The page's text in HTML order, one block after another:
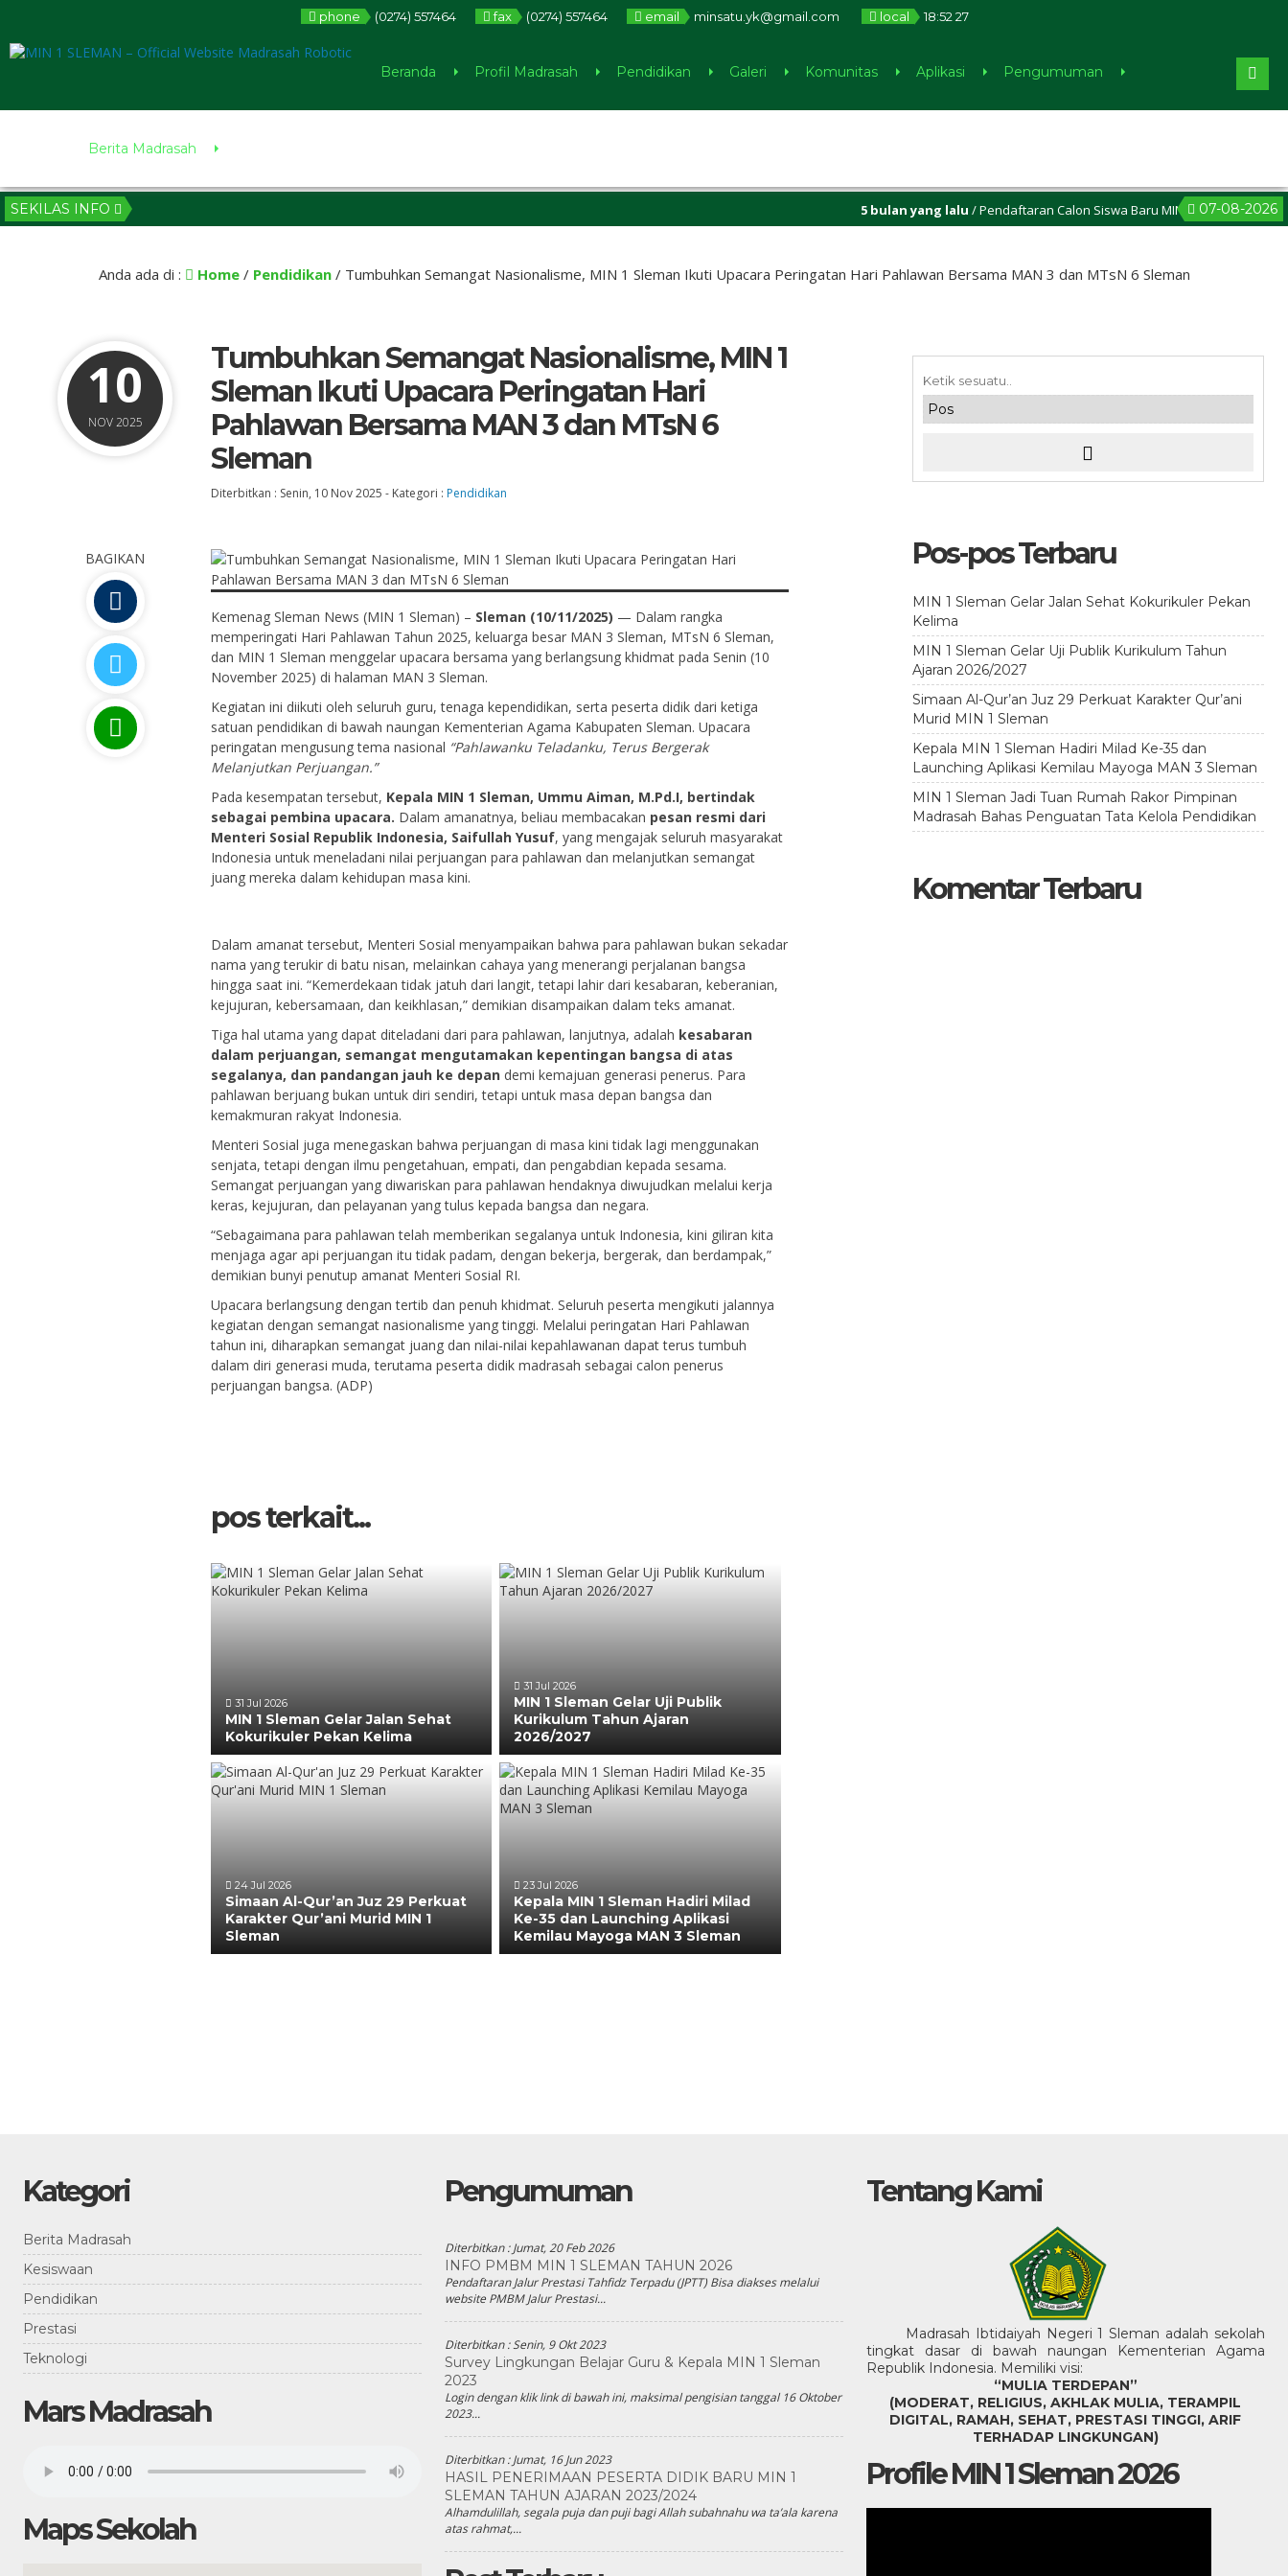
phone (0274) 557464 fax (0274) 557464 email minsatu.yk@gmail.com local 18:52 28
Beranda Profil Madrasah Pendidikan Galeri Komunitas Aplikasi Pengumuman
Berita Madrasah
SEKILAS INFO 07-08-2026
5 bulan yang lalu/ Pendaftaran Calon Siswa Baru MIN 1 Sleman sudah dibuka,
Anda ada di : Home/ Pendidikan/ Tumbuhkan Semangat Nasionalisme, MIN 1 Sleman Ikuti Upacara Peringatan Hari Pahlawan Bersama MAN 3 dan MTsN 6 Sleman
10
NOV 2025
Tumbuhkan Semangat Nasionalisme, MIN 1
Sleman Ikuti Upacara Peringatan Hari
Pahlawan Bersama MAN 3 dan MTsN 6
Sleman
Diterbitkan : Senin, 10 Nov 2025 - Kategori : Pendidikan
BAGIKAN
Kemenag Sleman News (MIN 1 Sleman) – Sleman (10/11/2025) — Dalam rangka
memperingati Hari Pahlawan Tahun 2025, keluarga besar MAN 3 Sleman, MTsN 6 Sleman,
dan MIN 1 Sleman menggelar upacara bersama yang berlangsung khidmat pada Senin (10
November 2025) di halaman MAN 3 Sleman.
Kegiatan ini diikuti oleh seluruh guru, tenaga kependidikan, serta peserta didik dari ketiga
satuan pendidikan di bawah naungan Kementerian Agama Kabupaten Sleman. Upacara
peringatan mengusung tema nasional “Pahlawanku Teladanku, Terus Bergerak
Melanjutkan Perjuangan.”
Pada kesempatan tersebut, Kepala MIN 1 Sleman, Ummu Aiman, M.Pd.I, bertindak
sebagai pembina upacara. Dalam amanatnya, beliau membacakan pesan resmi dari
Menteri Sosial Republik Indonesia, Saifullah Yusuf, yang mengajak seluruh masyarakat
Indonesia untuk meneladani nilai perjuangan para pahlawan dan melanjutkan semangat
juang mereka dalam kehidupan masa kini.
Dalam amanat tersebut, Menteri Sosial menyampaikan bahwa para pahlawan bukan sekadar
nama yang terukir di batu nisan, melainkan cahaya yang menerangi perjalanan bangsa
hingga saat ini. “Kemerdekaan tidak jatuh dari langit, tetapi lahir dari kesabaran, keberanian,
kejujuran, kebersamaan, dan keikhlasan,” demikian disampaikan dalam teks amanat.
Tiga hal utama yang dapat diteladani dari para pahlawan, lanjutnya, adalah kesabaran
dalam perjuangan, semangat mengutamakan kepentingan bangsa di atas
segalanya, dan pandangan jauh ke depan demi kemajuan generasi penerus. Para
pahlawan berjuang bukan untuk diri sendiri, tetapi untuk masa depan bangsa dan
kemakmuran rakyat Indonesia.
Menteri Sosial juga menegaskan bahwa perjuangan di masa kini tidak lagi menggunakan
senjata, tetapi dengan ilmu pengetahuan, empati, dan pengabdian kepada sesama.
Semangat perjuangan yang diwariskan para pahlawan hendaknya diwujudkan melalui kerja
keras, kejujuran, dan pelayanan yang tulus kepada bangsa dan negara.
“Sebagaimana para pahlawan telah memberikan segalanya untuk Indonesia, kini giliran kita
menjaga agar api perjuangan itu tidak padam, dengan bekerja, bergerak, dan berdampak,”
demikian bunyi penutup amanat Menteri Sosial RI.
Upacara berlangsung dengan tertib dan penuh khidmat. Seluruh peserta mengikuti jalannya
kegiatan dengan semangat nasionalisme yang tinggi. Melalui peringatan Hari Pahlawan
tahun ini, diharapkan semangat juang dan nilai-nilai kepahlawanan dapat terus tumbuh
dalam diri generasi muda, terutama peserta didik madrasah sebagai calon penerus
perjuangan bangsa. (ADP)
pos terkait...
31 Jul 2026
MIN 1 Sleman Gelar Jalan Sehat
Kokurikuler Pekan Kelima
31 Jul 2026
MIN 1 Sleman Gelar Uji Publik
Kurikulum Tahun Ajaran
2026/2027
24 Jul 2026
Simaan Al-Qur’an Juz 29 Perkuat
Karakter Qur’ani Murid MIN 1
Sleman
23 Jul 2026
Kepala MIN 1 Sleman Hadiri Milad
Ke-35 dan Launching Aplikasi
Kemilau Mayoga MAN 3 Sleman
Pos-pos Terbaru
MIN 1 Sleman Gelar Jalan Sehat Kokurikuler Pekan
Kelima
MIN 1 Sleman Gelar Uji Publik Kurikulum Tahun
Ajaran 2026/2027
Simaan Al-Qur’an Juz 29 Perkuat Karakter Qur’ani
Murid MIN 1 Sleman
Kepala MIN 1 Sleman Hadiri Milad Ke-35 dan
Launching Aplikasi Kemilau Mayoga MAN 3 Sleman
MIN 1 Sleman Jadi Tuan Rumah Rakor Pimpinan
Madrasah Bahas Penguatan Tata Kelola Pendidikan
Komentar Terbaru
Kategori
Berita Madrasah
Kesiswaan
Pendidikan
Prestasi
Teknologi
Mars Madrasah
Maps Sekolah
Pengumuman
Diterbitkan :Jumat, 20 Feb 2026
INFO PMBM MIN 1 SLEMAN TAHUN 2026
Pendaftaran Jalur Prestasi Tahfidz Terpadu (JPTT) Bisa diakses melalui
website PMBM Jalur Prestasi...
Diterbitkan :Senin, 9 Okt 2023
Survey Lingkungan Belajar Guru & Kepala MIN 1 Sleman
2023
Login dengan klik link di bawah ini, maksimal pengisian tanggal 16 Oktober
2023...
Diterbitkan :Jumat, 16 Jun 2023
HASIL PENERIMAAN PESERTA DIDIK BARU MIN 1
SLEMAN TAHUN AJARAN 2023/2024
Alhamdulillah, segala puja dan puji bagi Allah subahnahu wa ta’ala karena
atas rahmat,...
Tentang Kami
Madrasah Ibtidaiyah Negeri 1 Sleman adalah sekolah
tingkat dasar di bawah naungan Kementerian Agama
Republik Indonesia. Memiliki visi:
“MULIA TERDEPAN”
(MODERAT, RELIGIUS, AKHLAK MULIA, TERAMPIL
DIGITAL, RAMAH, SEHAT, PRESTASI TINGGI, ARIF
TERHADAP LINGKUNGAN)
Profile MIN 1 Sleman 2026